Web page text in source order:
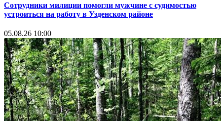
Сотрудники милиции помогли мужчине с судимостью
устроиться на работу в Узденском районе
05.08.26 10:00